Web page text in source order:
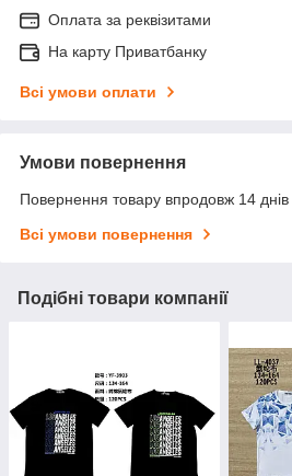
Оплата за реквізитами
На карту Приватбанку
Всі умови оплати
Умови повернення
Повернення товару впродовж 14
Всі умови повернення
Подібні товари компанії